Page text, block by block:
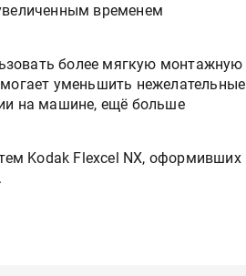
временем
более мягкую монтажную
уменьшить нежелательные
на машине, ещё больше
Kodak Flexcel NX, оформивших